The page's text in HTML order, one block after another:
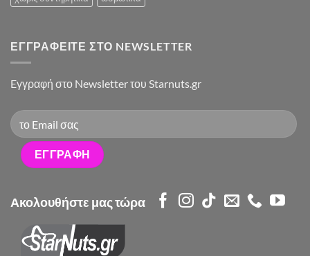
ΕΓΓΡΑΦΕΊΤΕ ΣΤΟ NEWSLETTER
Eγγραφή στο Newsletter του Starnuts.gr
Ακολουθήστε μας τώρα